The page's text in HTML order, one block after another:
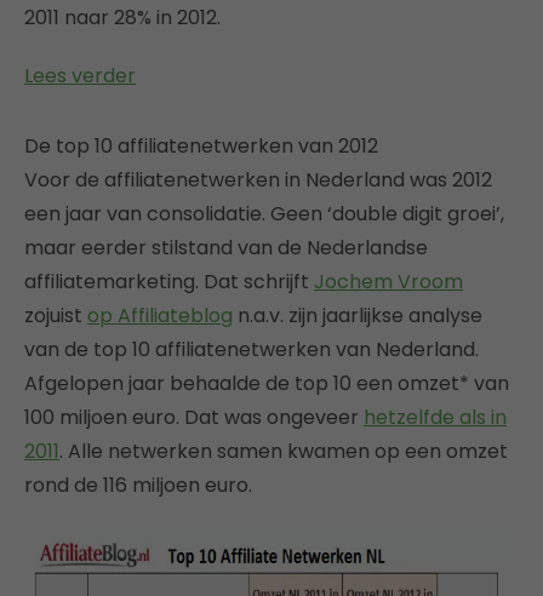
2011 naar 28% in 2012.
Lees verder
De top 10 affiliatenetwerken van 2012
Voor de affiliatenetwerken in Nederland was 2012
een jaar van consolidatie. Geen ‘double digit groei’,
maar eerder stilstand van de Nederlandse
affiliatemarketing. Dat schrijft Jochem Vroom
zojuist op Affiliateblog n.a.v. zijn jaarlijkse analyse
van de top 10 affiliatenetwerken van Nederland.
Afgelopen jaar behaalde de top 10 een omzet* van
100 miljoen euro. Dat was ongeveer hetzelfde als in
2011. Alle netwerken samen kwamen op een omzet
rond de 116 miljoen euro.